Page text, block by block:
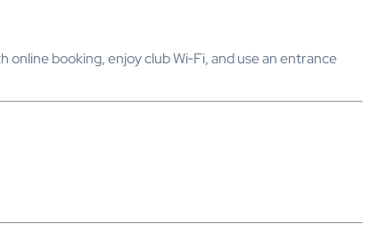
booking, enjoy club Wi‑Fi, and use an entrance